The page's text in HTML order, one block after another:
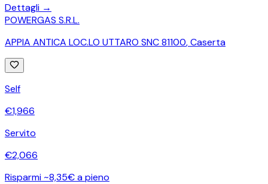
Dettagli →
POWERGAS S.R.L.
APPIA ANTICA LOC.LO UTTARO SNC 81100,Caserta
Self
€1,966
Servito
€2,066
Risparmi ~8,35€ a pieno